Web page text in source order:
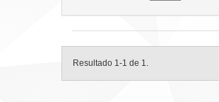
Resultado 1-1 de 1.